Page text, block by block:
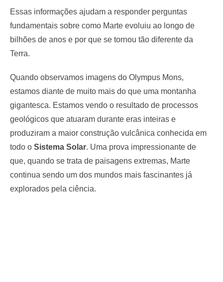
Essas informações ajudam a responder perguntas
fundamentais sobre como Marte evoluiu ao longo de
bilhões de anos e por que se tornou tão diferente da
Terra.
Quando observamos imagens do Olympus Mons,
estamos diante de muito mais do que uma montanha
gigantesca. Estamos vendo o resultado de processos
geológicos que atuaram durante eras inteiras e
produziram a maior construção vulcânica conhecida em
todo o Sistema Solar. Uma prova impressionante de
que, quando se trata de paisagens extremas, Marte
continua sendo um dos mundos mais fascinantes já
explorados pela ciência.